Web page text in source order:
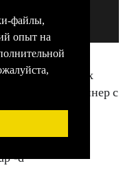
файлы,
опыт на
контейнер с
-d